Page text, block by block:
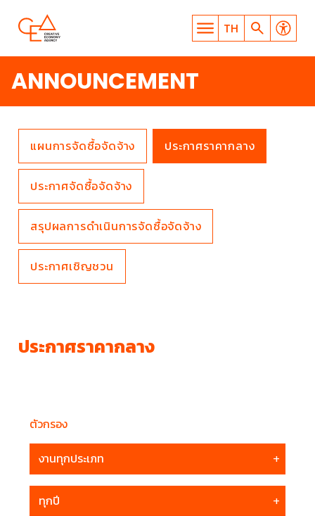
TH
WHAT ARE YOU LOOKING
FOR?
SEARCH
ANNOUNCEMENT
แผนการจัดซื้อจัดจ้าง ประกาศราคากลาง
ประกาศจัดซื้อจัดจ้าง
สรุปผลการดำเนินการจัดซื้อจัดจ้าง
ประกาศเชิญชวน
ประกาศราคากลาง
ตัวกรอง